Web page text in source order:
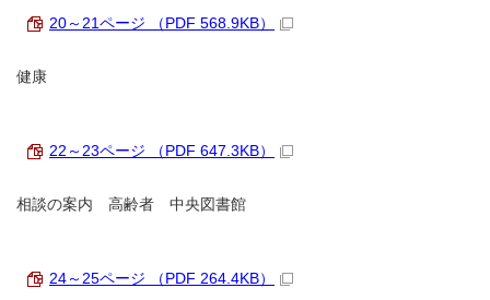
20～21ページ （PDF 568.9KB）
健康
22～23ページ （PDF 647.3KB）
相談の案内 高齢者 中央図書館
24～25ページ （PDF 264.4KB）